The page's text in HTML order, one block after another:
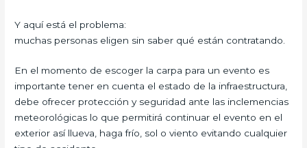
Y aquí está el problema:
muchas personas eligen sin saber qué están contratando.
En el momento de escoger la carpa para un evento es
importante tener en cuenta el estado de la infraestructura,
debe ofrecer protección y seguridad ante las inclemencias
meteorológicas lo que permitirá continuar el evento en el
exterior así llueva, haga frío, sol o viento evitando cualquier